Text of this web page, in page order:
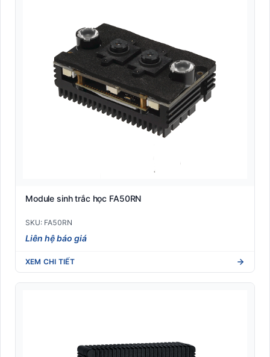
Module sinh trắc học FA50RN
SKU: FA50RN
Liên hệ báo giá
XEM CHI TIẾT